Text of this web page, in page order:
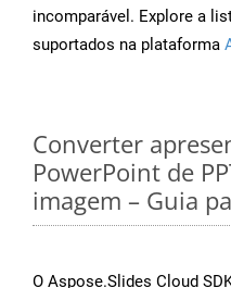
incomparável. Explore a
suportados na plataforma
Converter
PowerPoint de
imagem – Guia
O Aspose.Slides Cloud